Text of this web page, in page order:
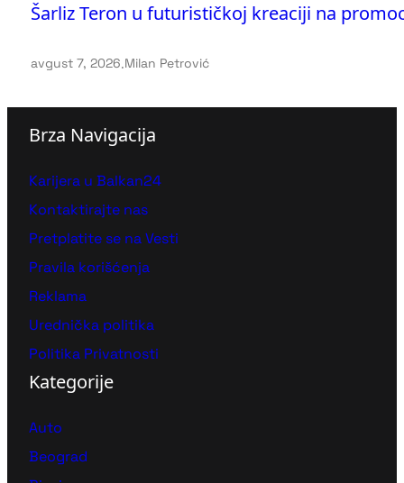
Šarliz Teron u futurističkoj kreaciji na
avgust 7, 2026.Milan Petrović
Brza Navigacija
Karijera u Balkan24
Kontaktirajte nas
Pretplatite se na Vesti
Pravila korišćenja
Reklama
Urednička politika
Politika Privatnosti
Kategorije
Auto
Beograd